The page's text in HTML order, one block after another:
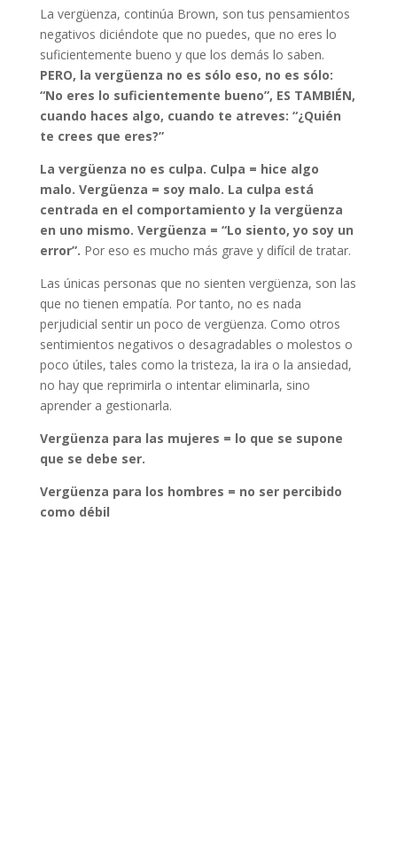
La vergüenza, continúa Brown, son tus pensamientos
negativos diciéndote que no puedes, que no eres lo
suficientemente bueno y que los demás lo saben.
PERO, la vergüenza no es sólo eso, no es sólo:
“No eres lo suficientemente bueno”, ES TAMBIÉN,
cuando haces algo, cuando te atreves: “¿Quién
te crees que eres?”
La vergüenza no es culpa. Culpa = hice algo
malo. Vergüenza = soy malo. La culpa está
centrada en el comportamiento y la vergüenza
en uno mismo. Vergüenza = “Lo siento, yo soy un
error”. Por eso es mucho más grave y difícil de tratar.
Las únicas personas que no sienten vergüenza, son las
que no tienen empatía. Por tanto, no es nada
perjudicial sentir un poco de vergüenza. Como otros
sentimientos negativos o desagradables o molestos o
poco útiles, tales como la tristeza, la ira o la ansiedad,
no hay que reprimirla o intentar eliminarla, sino
aprender a gestionarla.
Vergüenza para las mujeres = lo que se supone
que se debe ser.
Vergüenza para los hombres = no ser percibido
como débil